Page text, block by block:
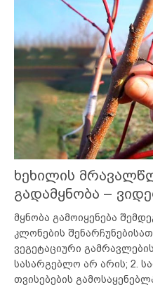
ხეხილის
გადამყნობა –
მყნობა გამოიყენება
კლონების
ვეგეტაციური
სასარგებლო არ არის; 2.
თვისებების